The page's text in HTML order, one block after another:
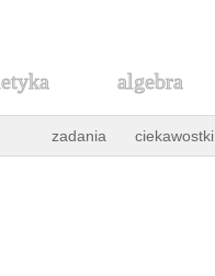
algebra
zadania ciekawostki